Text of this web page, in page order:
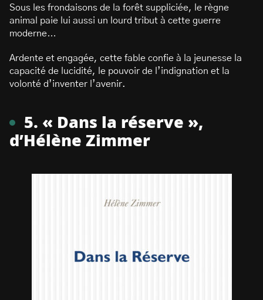
Sous les frondaisons de la forêt suppliciée, le règne
animal paie lui aussi un lourd tribut à cette guerre
moderne…
Ardente et engagée, cette fable confie à la jeunesse la
capacité de lucidité, le pouvoir de l’indignation et la
volonté d’inventer l’avenir.
5. « Dans la réserve »,
d’Hélène Zimmer